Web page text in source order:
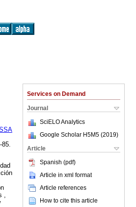
Services on Demand
Journal
SciELO Analytics
Google Scholar H5M5 (2019)
Article
Spanish (pdf)
Article in xml format
Article references
How to cite this article
85.
,